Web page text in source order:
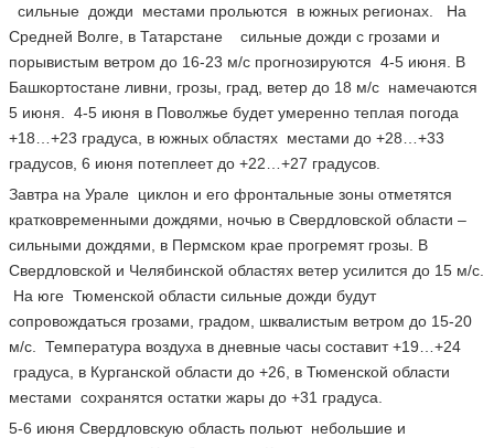
сильные дожди местами прольются в южных регионах. На
Средней Волге, в Татарстане сильные дожди с грозами и
порывистым ветром до 16-23 м/с прогнозируются 4-5 июня. В
Башкортостане ливни, грозы, град, ветер до 18 м/с намечаются
5 июня. 4-5 июня в Поволжье будет умеренно теплая погода
+18…+23 градуса, в южных областях местами до +28…+33
градусов, 6 июня потеплеет до +22…+27 градусов.
Завтра на Урале циклон и его фронтальные зоны отметятся
кратковременными дождями, ночью в Свердловской области –
сильными дождями, в Пермском крае прогремят грозы. В
Свердловской и Челябинской областях ветер усилится до 15 м/с.
На юге Тюменской области сильные дожди будут
сопровождаться грозами, градом, шквалистым ветром до 15-20
м/с. Температура воздуха в дневные часы составит +19…+24
градуса, в Курганской области до +26, в Тюменской области
местами сохранятся остатки жары до +31 градуса.
5-6 июня Свердловскую область польют небольшие и